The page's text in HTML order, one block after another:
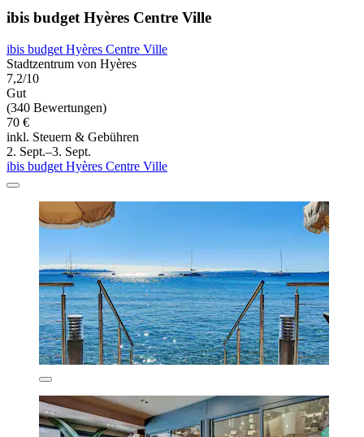
ibis budget Hyères Centre Ville
ibis budget Hyères Centre Ville
Stadtzentrum von Hyères
7,2/10
Gut
(340 Bewertungen)
70 €
inkl. Steuern & Gebühren
2. Sept.–3. Sept.
ibis budget Hyères Centre Ville